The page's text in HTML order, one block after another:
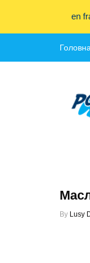
en
Головна
By Lusy